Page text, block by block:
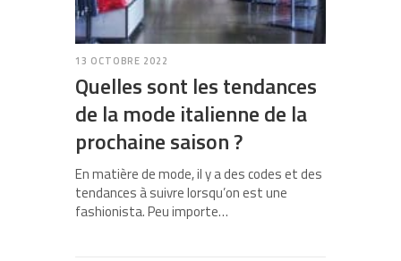
13 OCTOBRE 2022
Quelles sont les tendances
de la mode italienne de la
prochaine saison ?
En matière de mode, il y a des codes et des
tendances à suivre lorsqu’on est une
fashionista. Peu importe…